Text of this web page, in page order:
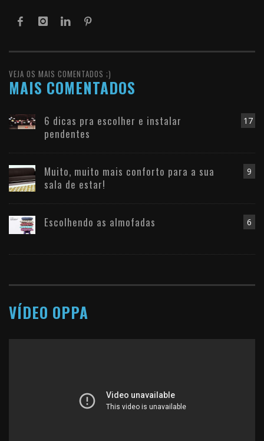
VEJA OS MAIS COMENTADOS ;)
MAIS COMENTADOS
17
6 dicas pra escolher e instalar
pendentes
9
Muito, muito mais conforto para a sua
sala de estar!
6
Escolhendo as almofadas
VÍDEO OPPA